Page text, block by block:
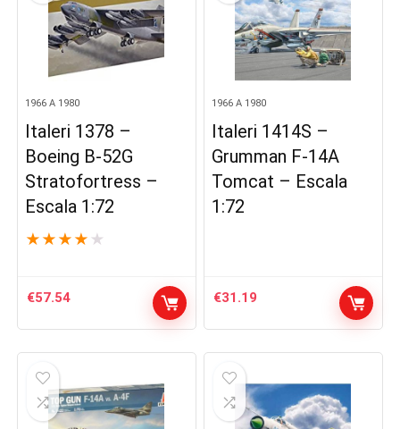
1966 A 1980
Italeri 1378 –
Boeing B-52G
Stratofortress –
Escala 1:72
★ ★ ★ ★ ★
€57.54
1966 A 1980
Italeri 1414S –
Grumman F-14A
Tomcat – Escala
1:72
€31.19